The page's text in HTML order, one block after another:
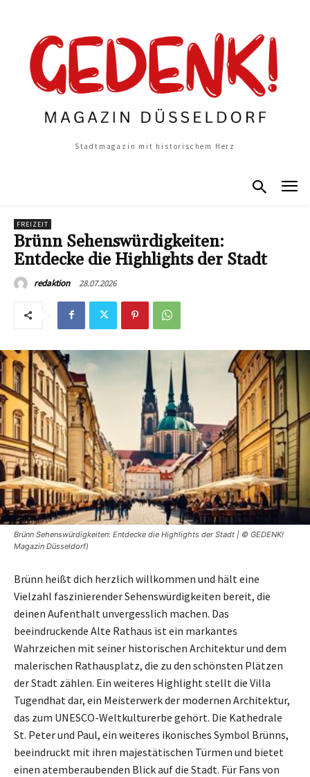
Stadtmagazin mit historischem Herz
FREIZEIT
Brünn Sehenswürdigkeiten:
Entdecke die Highlights der Stadt
redaktion 28.07.2026
Brünn Sehenswürdigkeiten: Entdecke die Highlights der Stadt | © GEDENK!
Magazin Düsseldorf)
Brünn heißt dich herzlich willkommen und hält eine
Vielzahl faszinierender Sehenswürdigkeiten bereit, die
deinen Aufenthalt unvergesslich machen. Das
beeindruckende Alte Rathaus ist ein markantes
Wahrzeichen mit seiner historischen Architektur und dem
malerischen Rathausplatz, die zu den schönsten Plätzen
der Stadt zählen. Ein weiteres Highlight stellt die Villa
Tugendhat dar, ein Meisterwerk der modernen Architektur,
das zum UNESCO-Weltkulturerbe gehört. Die Kathedrale
St. Peter und Paul, ein weiteres ikonisches Symbol Brünns,
beeindruckt mit ihren majestätischen Türmen und bietet
einen atemberaubenden Blick auf die Stadt. Für Fans von